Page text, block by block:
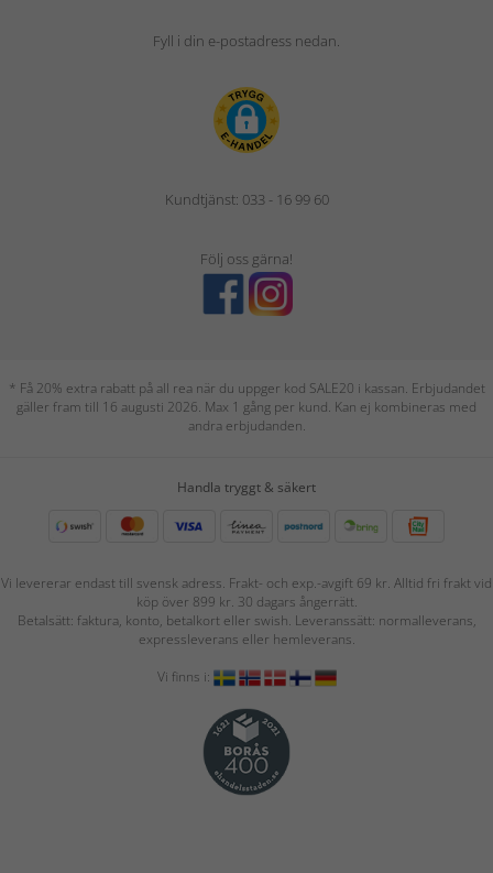
Fyll i din e-postadress nedan.
Kundtjänst: 033 - 16 99 60
Följ oss gärna!
* Få 20% extra rabatt på all rea när du uppger kod SALE20 i kassan. Erbjudandet
gäller fram till 16 augusti 2026. Max 1 gång per kund. Kan ej kombineras med
andra erbjudanden.
Handla tryggt & säkert
Vi levererar endast till svensk adress. Frakt- och exp.-avgift 69 kr. Alltid fri frakt vid
köp över 899 kr. 30 dagars ångerrätt.
Betalsätt: faktura, konto, betalkort eller swish. Leveranssätt: normalleverans,
expressleverans eller hemleverans.
Vi finns i: